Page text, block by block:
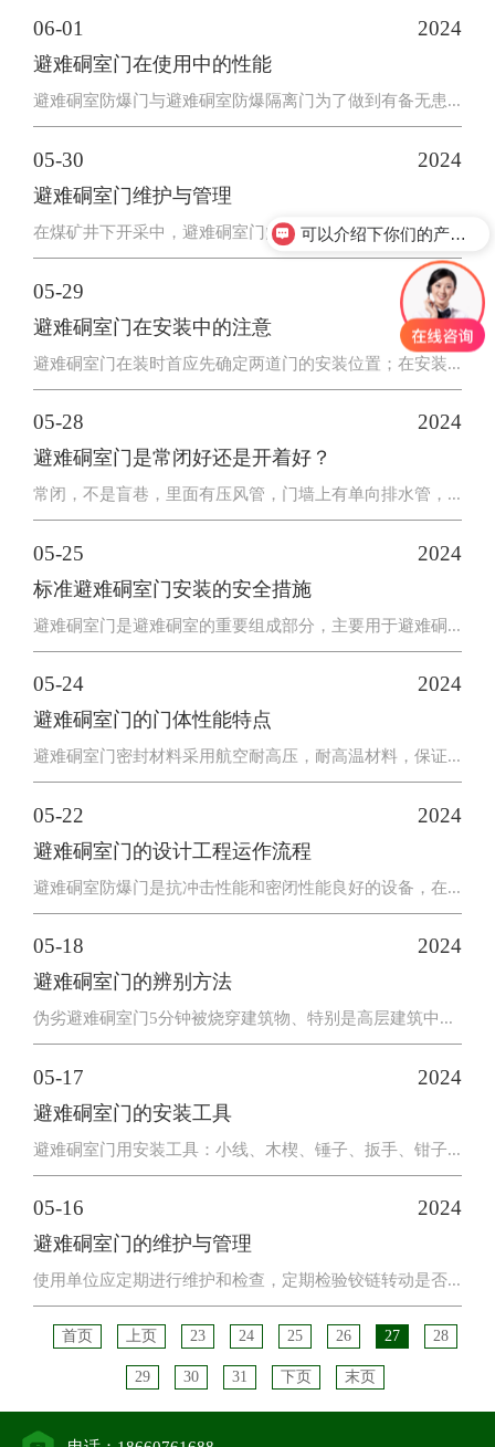
06-01 2024
避难硐室门在使用中的性能
避难硐室防爆门与避难硐室防爆隔离门为了做到有备无患...
05-30 2024
避难硐室门维护与管理
在煤矿井下开采中，避难硐室门由两道组成，外面的那个...
05-29 2024
避难硐室门在安装中的注意
避难硐室门在装时首应先确定两道门的安装位置；在安装...
05-28 2024
避难硐室门是常闭好还是开着好？
常闭，不是盲巷，里面有压风管，门墙上有单向排水管，...
05-25 2024
标准避难硐室门安装的安全措施
避难硐室门是避难硐室的重要组成部分，主要用于避难硐...
05-24 2024
避难硐室门的门体性能特点
避难硐室门密封材料采用航空耐高压，耐高温材料，保证...
05-22 2024
避难硐室门的设计工程运作流程
避难硐室防爆门是抗冲击性能和密闭性能良好的设备，在...
05-18 2024
避难硐室门的辨别方法
伪劣避难硐室门5分钟被烧穿建筑物、特别是高层建筑中...
05-17 2024
避难硐室门的安装工具
避难硐室门用安装工具：小线、木楔、锤子、扳手、钳子...
05-16 2024
避难硐室门的维护与管理
使用单位应定期进行维护和检查，定期检验铰链转动是否...
首页 上页 23 24 25 26 27 28
29 30 31 下页 末页
可以介绍下你们的产品么？